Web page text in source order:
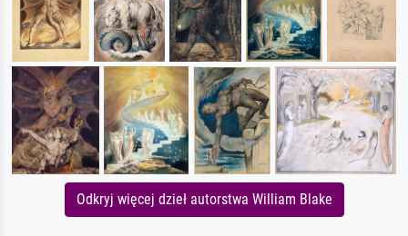
Odkryj więcej dzieł autorstwa William Blake